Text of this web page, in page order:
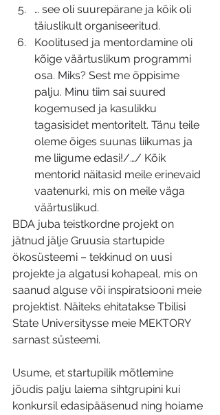
… see oli suurepärane ja kõik oli
täiuslikult organiseeritud.
Koolitused ja mentordamine oli
kõige väärtuslikum programmi
osa. Miks? Sest me õppisime
palju. Minu tiim sai suured
kogemused ja kasulikku
tagasisidet mentoritelt. Tänu teile
oleme õiges suunas liikumas ja
me liigume edasi!/…/ Kõik
mentorid näitasid meile erinevaid
vaatenurki, mis on meile väga
väärtuslikud.
BDA juba teistkordne projekt on
jätnud jälje Gruusia startupide
ökosüsteemi – tekkinud on uusi
projekte ja algatusi kohapeal, mis on
saanud alguse või inspiratsiooni meie
projektist. Näiteks ehitatakse Tbilisi
State Universitysse meie MEKTORY
sarnast süsteemi.
Usume, et startupilik mõtlemine
jõudis palju laiema sihtgrupini kui
konkursil edasipääsenud ning hoiame